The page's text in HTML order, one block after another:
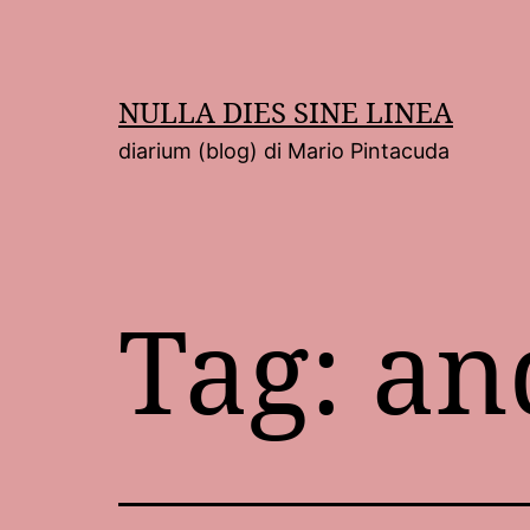
NULLA DIES SINE LINEA
diarium (blog) di Mario Pintacuda
Tag: